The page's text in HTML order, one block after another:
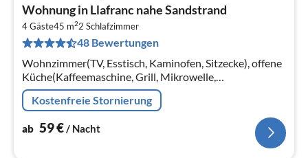
Wohnung in Llafranc nahe Sandstrand
4 Gäste45 m22 Schlafzimmer
48 Bewertungen
Wohnzimmer(TV, Esstisch, Kaminofen, Sitzecke), offene
Küche(Kaffeemaschine, Grill, Mikrowelle,
Kühl-/Gefrierkombination, ),
Schlafzimmer(Doppelbett(150 x 190 cm))
Kostenfreie Stornierung
ab 59€/ Nacht